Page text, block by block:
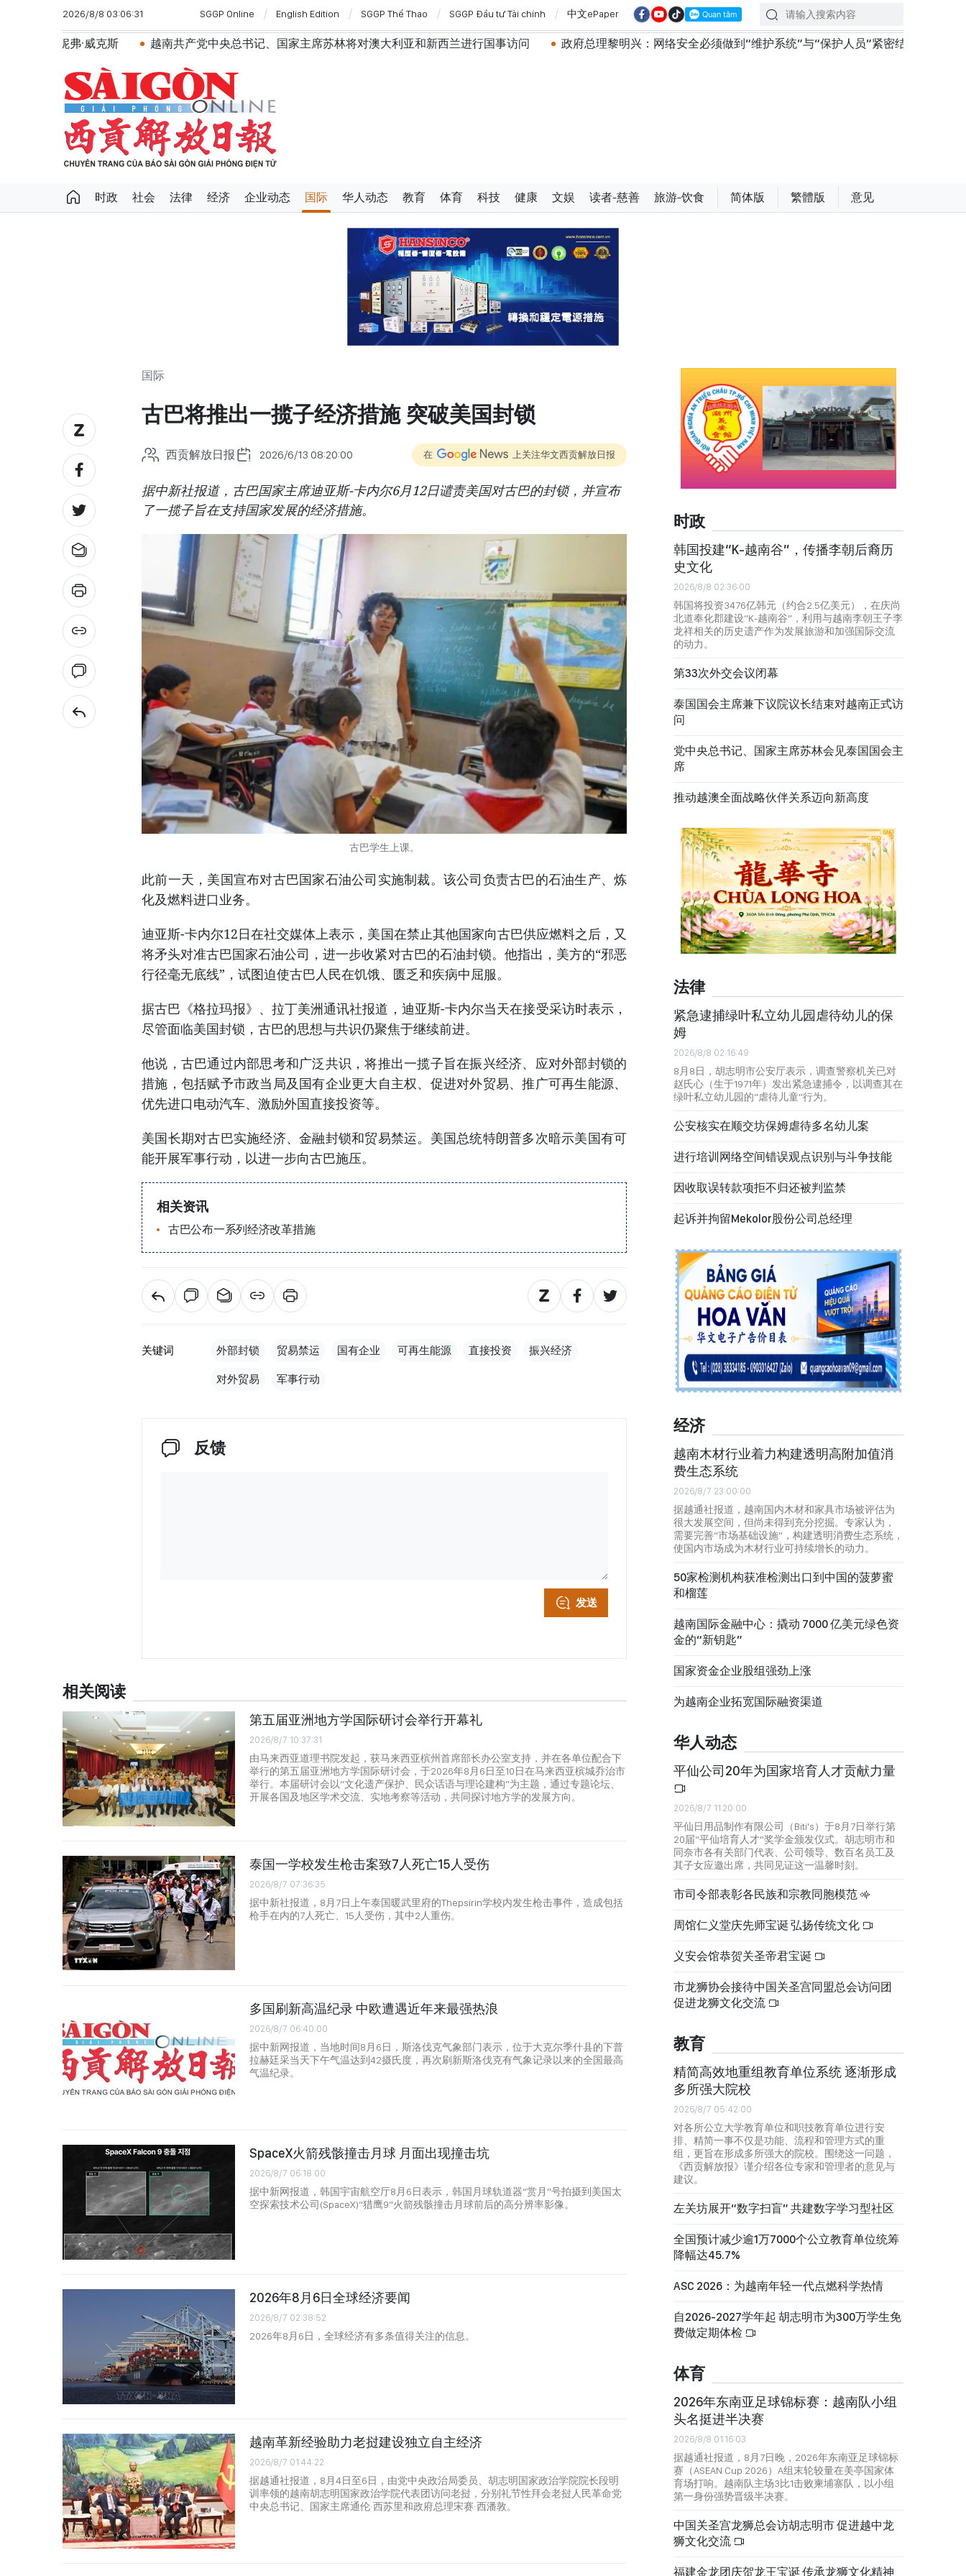
2026/8/8 03:06:31 SGGP Online English Edition SGGP Thể Thao SGGP Đầu tư Tài chính 中文ePaper
越南共产党中央总书记、国家主席苏林将对澳大利亚和新西兰进行国事访问 政府总理黎明兴：网络安全必须做到“维护系统”与“保护人员”紧密结合 越南政府总理黎明
时政 社会 法律 经济 企业动态 国际 华人动态 教育 体育 科技 健康 文娱 读者-慈善 旅游-饮食 简体版 繁體版 意见
国际
古巴将推出一揽子经济措施 突破美国封锁
西贡解放日报 2026/6/13 08:20:00 在 上关注华文西贡解放日报
据中新社报道，古巴国家主席迪亚斯-卡内尔6月12日谴责美国对古巴的封锁，并宣布
了一揽子旨在支持国家发展的经济措施。
古巴学生上课。
此前一天，美国宣布对古巴国家石油公司实施制裁。该公司负责古巴的石油生产、炼
化及燃料进口业务。
迪亚斯-卡内尔12日在社交媒体上表示，美国在禁止其他国家向古巴供应燃料之后，又
将矛头对准古巴国家石油公司，进一步收紧对古巴的石油封锁。他指出，美方的“邪恶
行径毫无底线”，试图迫使古巴人民在饥饿、匮乏和疾病中屈服。
据古巴《格拉玛报》、拉丁美洲通讯社报道，迪亚斯-卡内尔当天在接受采访时表示，
尽管面临美国封锁，古巴的思想与共识仍聚焦于继续前进。
他说，古巴通过内部思考和广泛共识，将推出一揽子旨在振兴经济、应对外部封锁的
措施，包括赋予市政当局及国有企业更大自主权、促进对外贸易、推广可再生能源、
优先进口电动汽车、激励外国直接投资等。
美国长期对古巴实施经济、金融封锁和贸易禁运。美国总统特朗普多次暗示美国有可
能开展军事行动，以进一步向古巴施压。
相关资讯
古巴公布一系列经济改革措施
关键词 外部封锁 贸易禁运 国有企业 可再生能源 直接投资 振兴经济
对外贸易 军事行动
反馈
发送
相关阅读
第五届亚洲地方学国际研讨会举行开幕礼
2026/8/7 10:37:31
由马来西亚道理书院发起，获马来西亚槟州首席部长办公室支持，并在各单位配合下
举行的第五届亚洲地方学国际研讨会，于2026年8月6日至10日在马来西亚槟城乔治市
举行。本届研讨会以“文化遗产保护、民众话语与理论建构”为主题，通过专题论坛、
开展各国及地区学术交流、实地考察等活动，共同探讨地方学的发展方向。
泰国一学校发生枪击案致7人死亡15人受伤
2026/8/7 07:36:35
据中新社报道，8月7日上午泰国暖武里府的Thepsirin学校内发生枪击事件，造成包括
枪手在内的7人死亡、15人受伤，其中2人重伤。
多国刷新高温纪录 中欧遭遇近年来最强热浪
2026/8/7 06:40:00
据中新网报道，当地时间8月6日，斯洛伐克气象部门表示，位于大克尔季什县的下普
拉赫廷采当天下午气温达到42摄氏度，再次刷新斯洛伐克有气象记录以来的全国最高
气温纪录。
SpaceX火箭残骸撞击月球 月面出现撞击坑
2026/8/7 06:18:00
据中新网报道，韩国宇宙航空厅8月6日表示，韩国月球轨道器“赏月”号拍摄到美国太
空探索技术公司(SpaceX)“猎鹰9”火箭残骸撞击月球前后的高分辨率影像。
2026年8月6日全球经济要闻
2026/8/7 02:38:52
2026年8月6日，全球经济有多条值得关注的信息。
越南革新经验助力老挝建设独立自主经济
2026/8/7 01:44:22
据越通社报道，8月4日至6日，由党中央政治局委员、胡志明国家政治学院院长段明
训率领的越南胡志明国家政治学院代表团访问老挝，分别礼节性拜会老挝人民革命党
中央总书记、国家主席通伦·西苏里和政府总理宋赛·西潘敦。
时政
韩国投建“K-越南谷”，传播李朝后裔历
史文化
2026/8/8 02:36:00
韩国将投资3476亿韩元（约合2.5亿美元），在庆尚
北道奉化郡建设“K-越南谷”，利用与越南李朝王子李
龙祥相关的历史遗产作为发展旅游和加强国际交流
的动力。
第33次外交会议闭幕
泰国国会主席兼下议院议长结束对越南正式访
问
党中央总书记、国家主席苏林会见泰国国会主
席
推动越澳全面战略伙伴关系迈向新高度
法律
紧急逮捕绿叶私立幼儿园虐待幼儿的保
姆
2026/8/8 02:16:49
8月8日，胡志明市公安厅表示，调查警察机关已对
赵氏心（生于1971年）发出紧急逮捕令，以调查其在
绿叶私立幼儿园的“虐待儿童”行为。
公安核实在顺交坊保姆虐待多名幼儿案
进行培训网络空间错误观点识别与斗争技能
因收取误转款项拒不归还被判监禁
起诉并拘留Mekolor股份公司总经理
经济
越南木材行业着力构建透明高附加值消
费生态系统
2026/8/7 23:00:00
据越通社报道，越南国内木材和家具市场被评估为
很大发展空间，但尚未得到充分挖掘。专家认为，
需要完善“市场基础设施”，构建透明消费生态系统，
使国内市场成为木材行业可持续增长的动力。
50家检测机构获准检测出口到中国的菠萝蜜
和榴莲
越南国际金融中心：撬动 7000 亿美元绿色资
金的“新钥匙”
国家资金企业股组强劲上涨
为越南企业拓宽国际融资渠道
华人动态
平仙公司20年为国家培育人才贡献力量
2026/8/7 11:20:00
平仙日用品制作有限公司（Biti's）于8月7日举行第
20届“平仙培育人才”奖学金颁发仪式。胡志明市和
同奈市各有关部门代表、公司领导、数百名员工及
其子女应邀出席，共同见证这一温馨时刻。
市司令部表彰各民族和宗教同胞模范
周馆仁义堂庆先师宝诞 弘扬传统文化
义安会馆恭贺关圣帝君宝诞
市龙狮协会接待中国关圣宫同盟总会访问团
促进龙狮文化交流
教育
精简高效地重组教育单位系统 逐渐形成
多所强大院校
2026/8/7 05:42:00
对各所公立大学教育单位和职技教育单位进行安
排、精简一事不仅是功能、流程和管理方式的重
组，更旨在形成多所强大的院校。围绕这一问题，
《西贡解放报》谨介绍各位专家和管理者的意见与
建议。
左关坊展开“数字扫盲” 共建数字学习型社区
全国预计减少逾1万7000个公立教育单位统筹
降幅达45.7%
ASC 2026：为越南年轻一代点燃科学热情
自2026-2027学年起 胡志明市为300万学生免
费做定期体检
体育
2026年东南亚足球锦标赛：越南队小组
头名挺进半决赛
2026/8/8 01:16:03
据越通社报道，8月7日晚，2026年东南亚足球锦标
赛（ASEAN Cup 2026）A组末轮较量在美亭国家体
育场打响。越南队主场3比1击败柬埔寨队，以小组
第一身份强势晋级半决赛。
中国关圣宫龙狮总会访胡志明市 促进越中龙
狮文化交流
福建金龙团庆贺龙王宝诞 传承龙狮文化精神